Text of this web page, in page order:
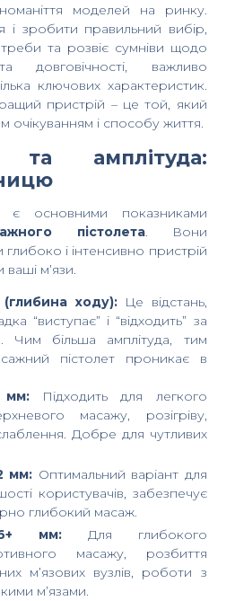
моделей на ринку.
зробити правильний вибір,
та розвіє сумніви щодо
довговічності, важливо
ключових характеристик.
пристрій – це той, який
очікуванням і способу життя.
та амплітуда:
основними показниками
пістолета. Вони
глибоко і інтенсивно пристрій
м’язи.
(глибина ходу):Це відстань,
“виступає” і “відходить” за
Чим більша амплітуда, тим
пістолет проникає в
мм:Підходить для легкого
масажу, розігріву,
Добре для чутливих
мм: Оптимальний варіант для
користувачів, забезпечує
глибокий масаж.
мм:Для глибокого
масажу, розбиття
м’язових вузлів, роботи з
м’язами.